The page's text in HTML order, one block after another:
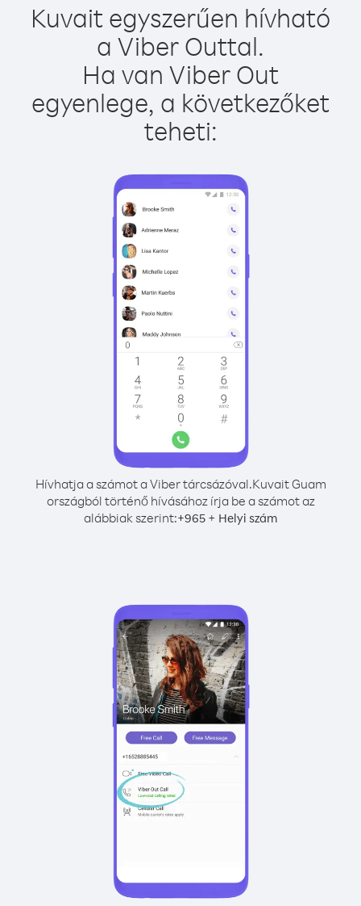
Kuvait egyszerűen hívható
a Viber Outtal.
Ha van Viber Out
egyenlege, a következőket
teheti:
Hívhatja a számot a Viber tárcsázóval.Kuvait Guam
országból történő hívásához írja be a számot az
alábbiak szerint:+965 + Helyi szám